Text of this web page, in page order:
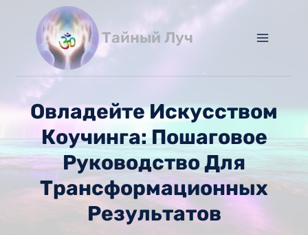
содержимому
Тайный Луч
Овладейте Искусством
Коучинга: Пошаговое
Руководство Для
Трансформационных
Результатов